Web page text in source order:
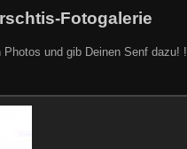
Fotogalerie
und gib Deinen Senf dazu! !